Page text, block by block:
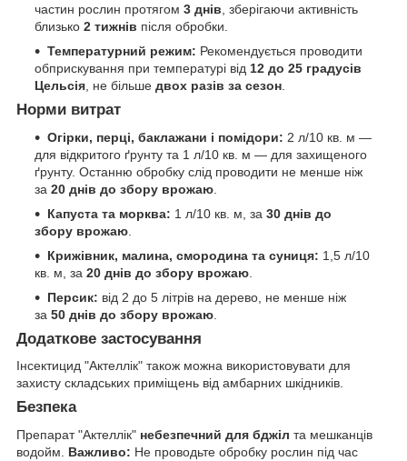
частин рослин протягом 3 днів , зберігаючи активність
близько 2 тижнів після обробки.
Температурний режим: Рекомендується проводити
обприскування при температурі від 12 до 25 градусів
Цельсія , не більше двох разів за сезон
Норми витрат
Огірки, перці, баклажани і помідори: 2 л/10 кв. м —
для відкритого ґрунту та 1 л/10 кв. м — для захищеного
ґрунту. Останню обробку слід проводити не менше ніж
за 20 днів до збору врожаю
Капуста та морква: 1 л/10 кв. м, за 30 днів до
збору врожаю
Крижівник, малина, смородина та суниця: 1,5 л/10
кв. м, за 20 днів до збору врожаю
Персик: від 2 до 5 літрів на дерево, не менше ніж
за 50 днів до збору врожаю
Додаткове застосування
Інсектицид "Актеллік" також можна використовувати для
захисту складських приміщень від амбарних шкідників.
Безпека
Препарат "Актеллік" небезпечний для бджіл та мешканців
водойм. Важливо: Не проводьте обробку рослин під час